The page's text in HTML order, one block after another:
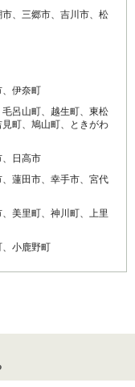
、三郷市、吉川市、松
、伊奈町
呂山町、越生町、東松
町、鳩山町、ときがわ
、日高市
蓮田市、幸手市、宮代
美里町、神川町、上里
小鹿野町